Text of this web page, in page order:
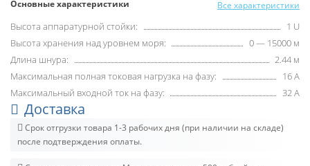
Основные характеристики Все характеристики
Высота аппаратурной стойки:
1 U
Высота хранения над уровнем моря:
0 — 15000 м
Длина шнура:
2.44 м
Максимальная полная токовая нагрузка на фазу:
16 А
Максимальный входной ток на фазу:
32 А
Доставка
Срок отгрузки товара 1-3 рабочих дня (при наличии на складе)
после подтверждения оплаты.